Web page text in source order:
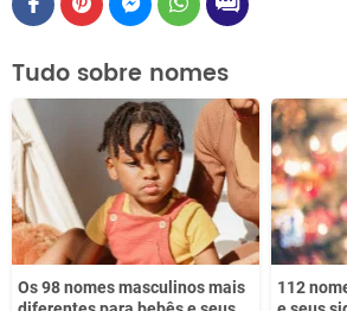
Este conteúdo contém informação
Este conteúdo não tem a informação
Tudo sobre nomes
Os 98 nomes masculinos mais
112